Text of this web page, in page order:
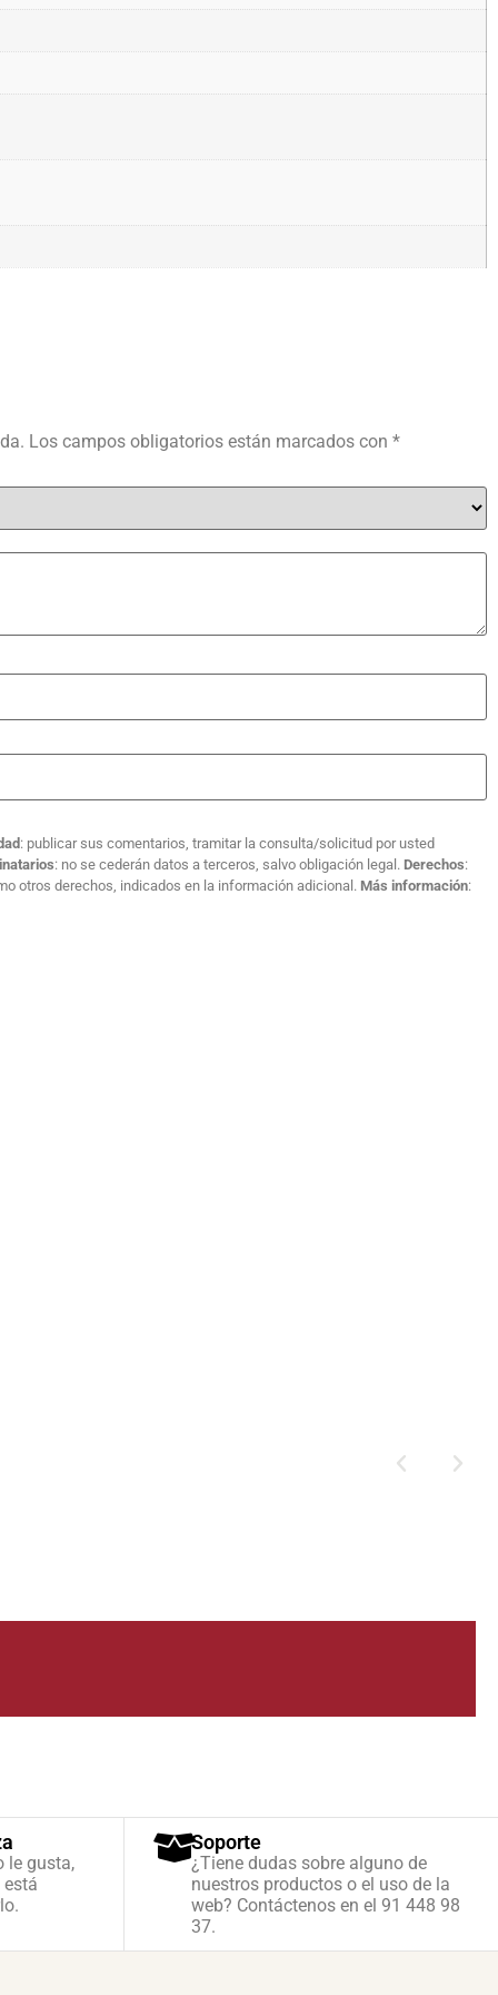
Los campos obligatorios están marcados con *
: publicar sus comentarios, tramitar la consulta/solicitud por usted
: no se cederán datos a terceros, salvo obligación legal. Derechos:
otros derechos, indicados en la información adicional. Más información:
le gusta,
Soporte
¿Tiene dudas sobre alguno de
nuestros productos o el uso de la
web? Contáctenos en el 91 448 98
37.